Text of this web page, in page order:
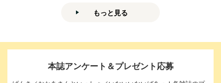
もっと見る
本誌アンケート＆プレゼント応募